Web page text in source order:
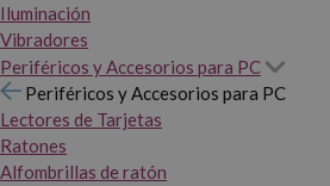
Iluminación
Vibradores
Periféricos y Accesorios para PC
Periféricos y Accesorios para PC
Lectores de Tarjetas
Ratones
Alfombrillas de ratón